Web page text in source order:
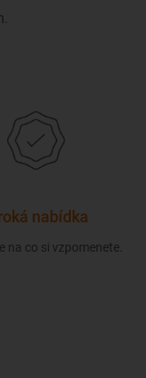
nabídka
na co si vzpomenete.